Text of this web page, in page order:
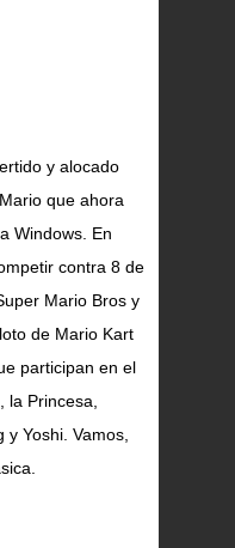
y alocado
que ahora
Windows. En
contra 8 de
Mario Bros y
de Mario Kart
participan en el
la Princesa,
y Yoshi. Vamos,